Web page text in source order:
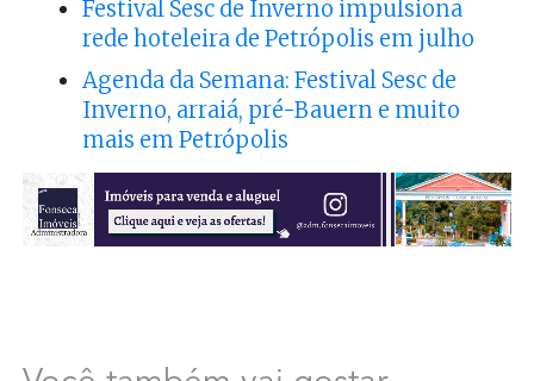
Festival Sesc de Inverno impulsiona
rede hoteleira de Petrópolis em julho
Agenda da Semana: Festival Sesc de
Inverno, arraiá, pré-Bauern e muito
mais em Petrópolis